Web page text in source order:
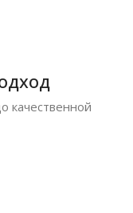
качественной